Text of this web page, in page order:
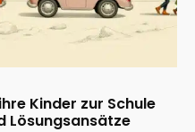
Kinder zur Schule
Lösungsansätze